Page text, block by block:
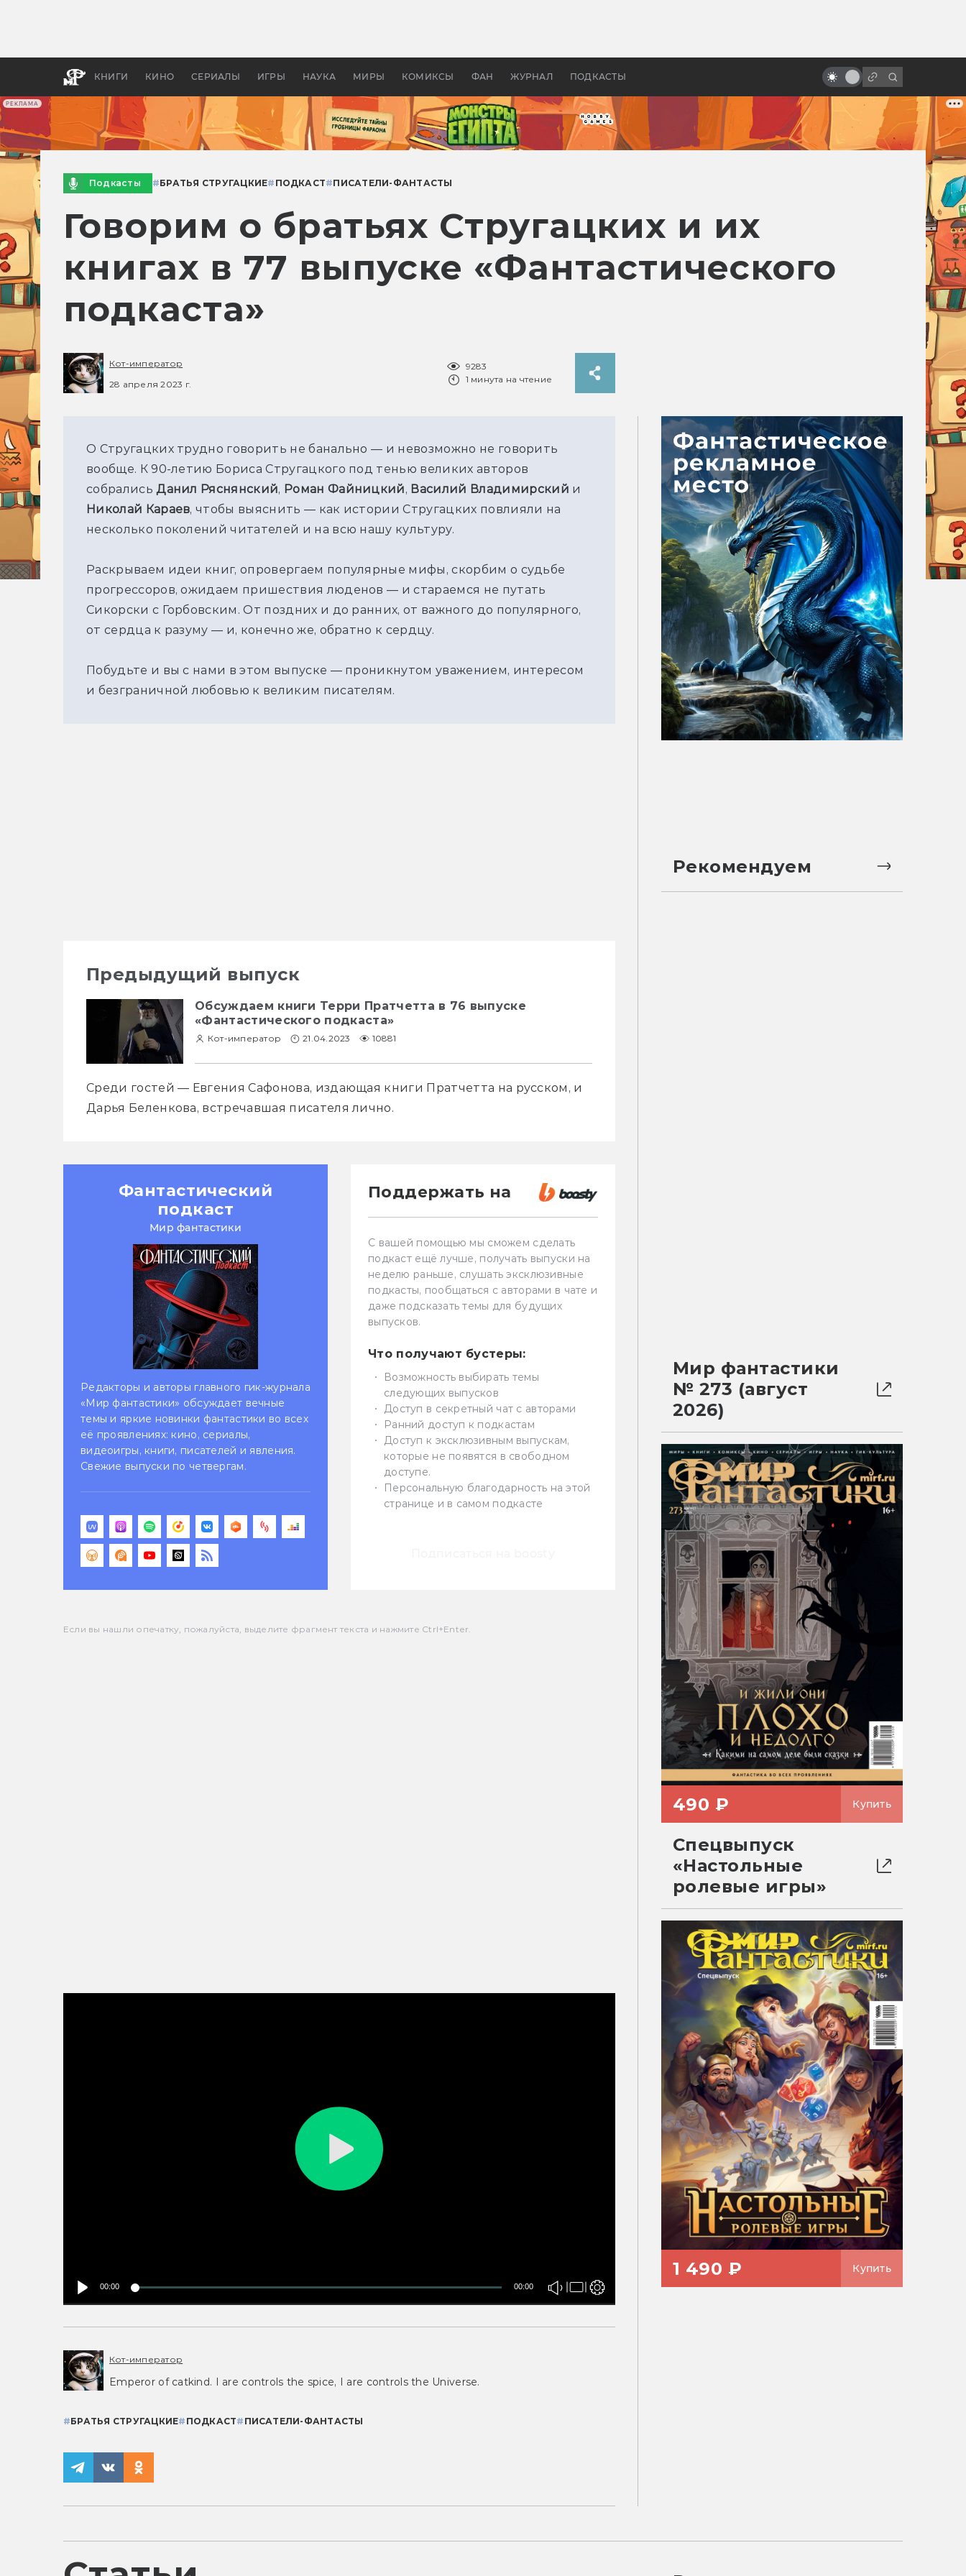
РЕКЛАМА
КНИГИ КИНО СЕРИАЛЫ ИГРЫ НАУКА МИРЫ КОМИКСЫ ФАН ЖУРНАЛ ПОДКАСТЫ
бы «Властелина колец»
Древней Грецией
идеи к безумному фильму
Подкасты #БРАТЬЯ СТРУГАЦКИЕ# ПОДКАСТ#ПИСАТЕЛИ-ФАНТАСТЫ
Говорим о братьях Стругацких и их
книгах в 77 выпуске «Фантастического
подкаста»
Кот-император
28 апреля 2023 г.
9283
1 минута на чтение
О Стругацких трудно говорить не банально — и невозможно не говорить
вообще. К 90-летию Бориса Стругацкого под тенью великих авторов
собрались Данил Ряснянский, Роман Файницкий, Василий Владимирский
Николай Караев, чтобы выяснить — как истории Стругацких повлияли на
несколько поколений читателей и на всю нашу культуру.
Раскрываем идеи книг, опровергаем популярные мифы, скорбим о судьбе
прогрессоров, ожидаем пришествия люденов — и стараемся не путать
Сикорски с Горбовским. От поздних и до ранних, от важного до популярного,
от сердца к разуму — и, конечно же, обратно к сердцу.
Побудьте и вы с нами в этом выпуске — проникнутом уважением, интересом
и безграничной любовью к великим писателям.
Предыдущий выпуск
Обсуждаем книги Терри Пратчетта в 76 выпуске
«Фантастического подкаста»
Кот-император 21.04.2023 10881
Среди гостей — Евгения Сафонова, издающая книги Пратчетта на русском, и
Дарья Беленкова, встречавшая писателя лично.
Фантастический
подкаст
Мир фантастики
Редакторы и авторы главного гик-журнала
«Мир фантастики» обсуждает вечные
темы и яркие новинки фантастики во всех
её проявлениях: кино, сериалы,
видеоигры, книги, писателей и явления.
Свежие выпуски по четвергам.
Поддержать на
С вашей помощью мы сможем сделать
подкаст ещё лучше, получать выпуски на
неделю раньше, слушать эксклюзивные
подкасты, пообщаться с авторами в чате и
даже подсказать темы для будущих
выпусков.
Что получают бустеры:
Возможность выбирать темы
следующих выпусков
Доступ в секретный чат с авторами
Ранний доступ к подкастам
Доступ к эксклюзивным выпускам,
которые не появятся в свободном
доступе.
Персональную благодарность на этой
странице и в самом подкасте
Если вы нашли опечатку, пожалуйста, выделите фрагмент текста и нажмите Ctrl+Enter.
00:00 00:00
Кот-император
Emperor of catkind. I are controls the spice, I are controls the Universe.
#БРАТЬЯ СТРУГАЦКИЕ# ПОДКАСТ# ПИСАТЕЛИ-ФАНТАСТЫ
Рекомендуем
Мир фантастики
№ 273 (август
2026)
490 ₽ Купить
Спецвыпуск
«Настольные
ролевые игры»
1 490 ₽ Купить